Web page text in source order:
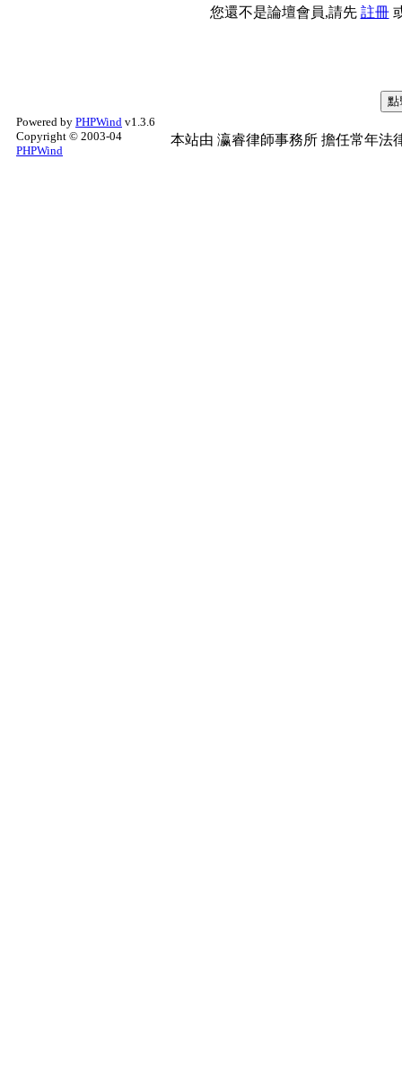
您還不是論壇會員,請先 註冊
Powered by PHPWind v1.3.6
Copyright © 2003-04
PHPWind
本站由 瀛睿律師事務所 擔任常年法